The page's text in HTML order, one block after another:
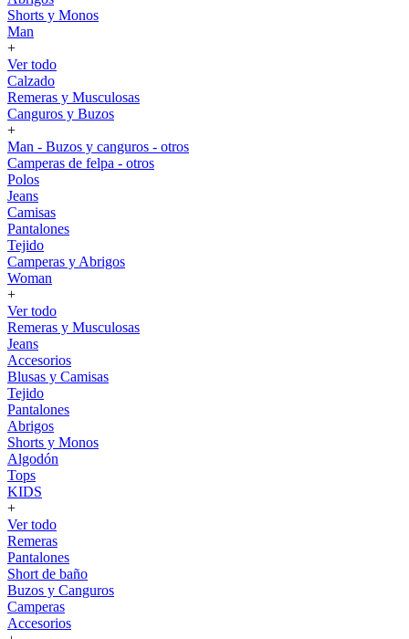
Shorts y Monos
Man
+
Ver todo
Calzado
Remeras y Musculosas
Canguros y Buzos
+
Man - Buzos y canguros - otros
Camperas de felpa - otros
Polos
Jeans
Camisas
Pantalones
Tejido
Camperas y Abrigos
Woman
+
Ver todo
Remeras y Musculosas
Jeans
Accesorios
Blusas y Camisas
Tejido
Pantalones
Abrigos
Shorts y Monos
Algodón
Tops
KIDS
+
Ver todo
Remeras
Pantalones
Short de baño
Buzos y Canguros
Camperas
Accesorios